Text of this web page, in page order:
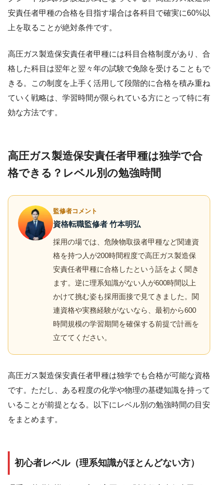
安責任者甲種の合格を目指す場合は各科目で確実に60%以
上を取ることが絶対条件です。
高圧ガス製造保安責任者甲種には科目合格制度があり、合
格した科目は翌年と翌々年の試験で免除を受けることもで
きる。この制度を上手く活用して段階的に合格を積み重ね
ていく戦略は、学習時間が限られている方にとって特に有
効な方法です。
高圧ガス製造保安責任者甲種は独学で合
格できる？レベル別の勉強時間
監修者コメント
資格転職監修者 竹本明弘
採用の場では、危険物取扱者甲種など関連資
格を持つ人が200時間程度で高圧ガス製造保
安責任者甲種に合格したという話をよく聞き
ます。逆に理系知識がない人が600時間以上
かけて挑む姿も採用面接で見てきました。関
連資格や実務経験がないなら、最初から600
時間規模の学習期間を確保する前提で計画を
立ててください。
高圧ガス製造保安責任者甲種は独学でも合格が可能な資格
です。ただし、ある程度の化学や物理の基礎知識を持って
いることが前提となる。以下にレベル別の勉強時間の目安
をまとめます。
初心者レベル（理系知識がほとんどない方）